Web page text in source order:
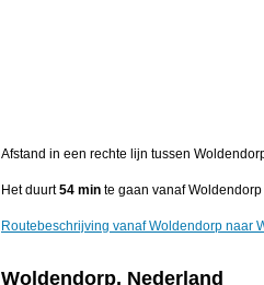
Afstand in een rechte lijn tussen
Het duurt54 min te gaan vanaf
Routebeschrijving vanaf Woldendorp naar
Woldendorp, Nederland